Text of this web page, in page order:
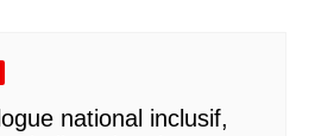
national inclusif,